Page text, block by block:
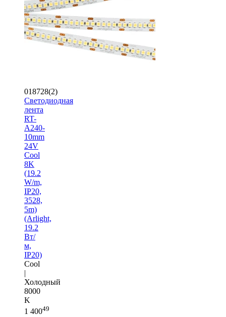
018728(2)
Светодиодная
лента
RT-
A240-
10mm
24V
Cool
8K
(19.2
W/m,
IP20,
3528,
5m)
(Arlight,
19.2
Вт/
м,
IP20)
Cool
|
Холодный
8000
K
1 40049